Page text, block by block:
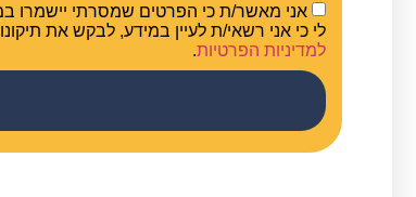
אני מאשר/ת כי הפרטים שמסרתי יישמרו
לי כי אני רשאי/ת לעיין במידע, לבקש את
למדיניות הפרטיות